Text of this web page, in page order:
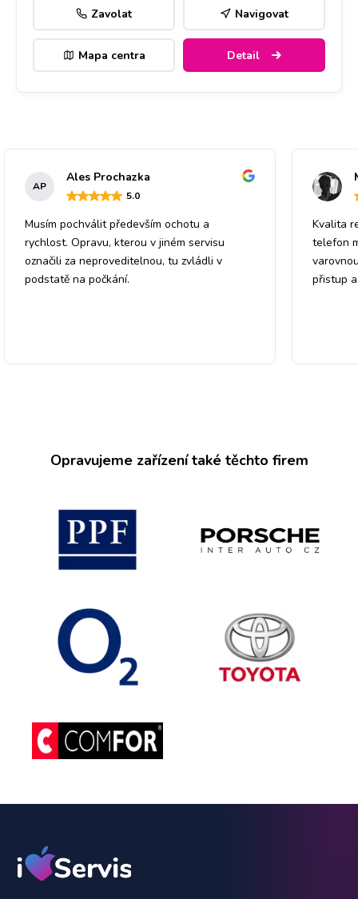
Zavolat Navigovat
Mapa centra Detail
AP
Ales Prochazka
5.0
Musím pochválit především ochotu a
rychlost. Opravu, kterou v jiném servisu
označili za neproveditelnou, tu zvládli v
podstatě na počkání.
Kvalita
telefon
přistup
Opravujeme zařízení také těchto firem